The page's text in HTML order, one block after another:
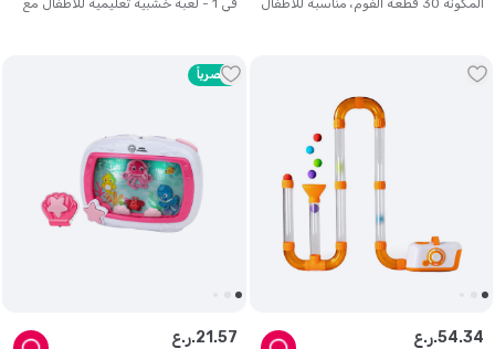
المكونة 30 قطعة الفوم، مناسبة للأطفال
في 1 - لعبة خشبية تعليمية للاطفال مع
ر.ع.54.34
حصرياً
ر.ع.21 .57